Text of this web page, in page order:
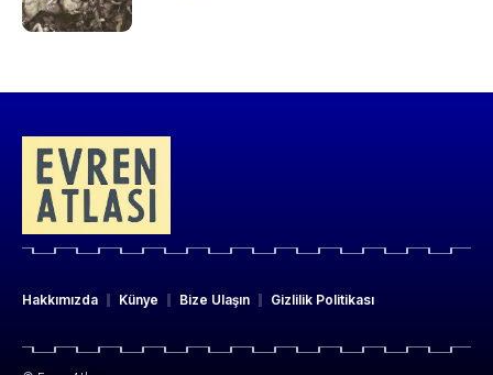
Hakkımızda Künye Bize Ulaşın Gizlilik Politikası